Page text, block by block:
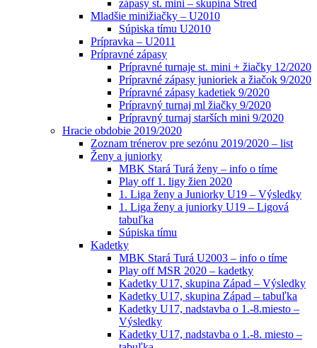
zápasy st. mini – skupina Stred
Mladšie minižiačky – U2010
Súpiska tímu U2010
Prípravka – U2011
Prípravné zápasy
Prípravné turnaje st. mini + žiačky 12/2020
Prípravné zápasy junioriek a žiačok 9/2020
Prípravné zápasy kadetiek 9/2020
Prípravný turnaj ml žiačky 9/2020
Prípravný turnaj starších mini 9/2020
Hracie obdobie 2019/2020
Zoznam trénerov pre sezónu 2019/2020 – list
Ženy a juniorky
MBK Stará Turá ženy – info o tíme
Play off 1. ligy žien 2020
1. Liga ženy a Juniorky U19 – Výsledky
1. Liga ženy a juniorky U19 – Ligová
tabuľka
Súpiska tímu
Kadetky
MBK Stará Turá U2003 – info o tíme
Play off MSR 2020 – kadetky
Kadetky U17, skupina Západ – Výsledky
Kadetky U17, skupina Západ – tabuľka
Kadetky U17, nadstavba o 1.-8.miesto –
Výsledky
Kadetky U17, nadstavba o 1.-8. miesto –